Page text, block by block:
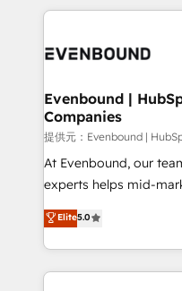
experiences. To us,
and—most
products and
difference.
Evenbound |
Companies
提供元：Evenbound |
At Evenbound, our
experts helps mid-
achieve real growth.
tailored solutions that
HubSpot’s platform
Technical Solutions: - HubSpot Technical Consulting -
Elite5.0